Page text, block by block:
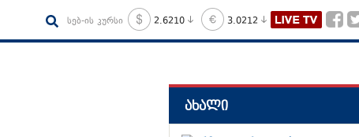
სებ-ის კურსი 2.6210 3.0212
ახალი